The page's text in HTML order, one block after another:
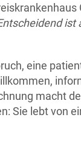
ist
eine
macht
Sie lebt von